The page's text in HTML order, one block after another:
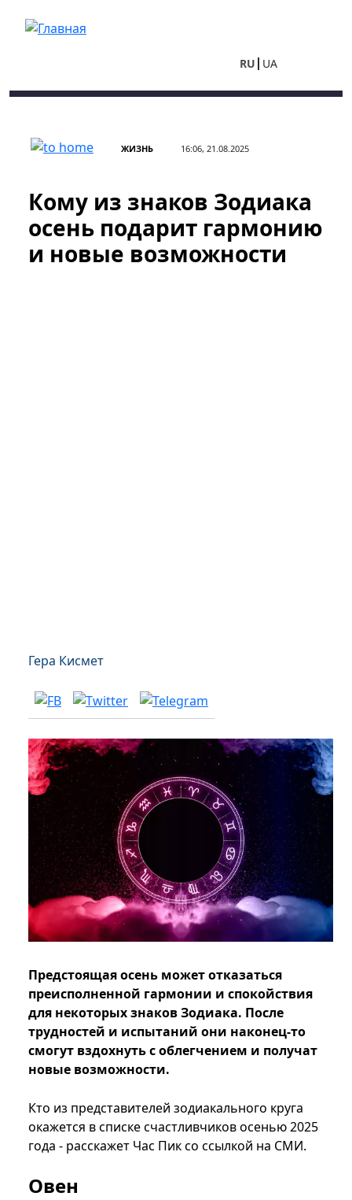
RU UA
ЖИЗНЬ 16:06, 21.08.2025
Кому из знаков Зодиака
осень подарит гармонию
и новые возможности
Гера Кисмет
Предстоящая осень может отказаться
преисполненной гармонии и спокойствия
для некоторых знаков Зодиака. После
трудностей и испытаний они наконец-то
смогут вздохнуть с облегчением и получат
новые возможности.
Кто из представителей зодиакального круга
окажется в списке счастливчиков осенью 2025
года - расскажет Час Пик со ссылкой на СМИ.
Овен